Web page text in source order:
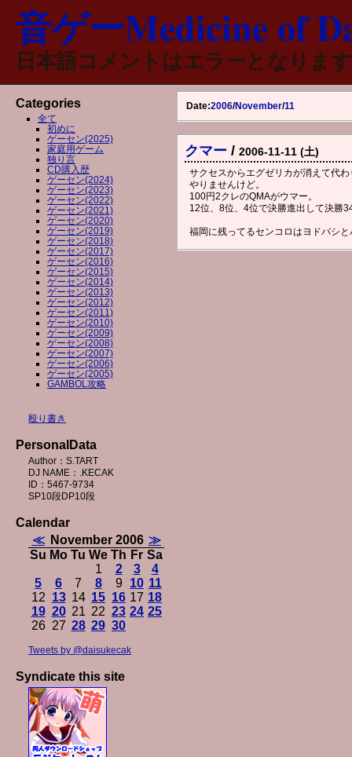
音ゲーMedicine of
日本語コメントはエラーとなりま
Date:2006/November/11
クマー / 2006-11-11 (土)
サクセスからエグゼリカが消えて代
やりませんけど。
100円2クレのQMAがウマー。
12位、8位、4位で決勝進出して決勝
福岡に残ってるセンコロはヨドバシ
Categories
全て
初めに
ゲーセン(2025)
家庭用ゲーム
独り言
CD購入歴
ゲーセン(2024)
ゲーセン(2023)
ゲーセン(2022)
ゲーセン(2021)
ゲーセン(2020)
ゲーセン(2019)
ゲーセン(2018)
ゲーセン(2017)
ゲーセン(2016)
ゲーセン(2015)
ゲーセン(2014)
ゲーセン(2013)
ゲーセン(2012)
ゲーセン(2011)
ゲーセン(2010)
ゲーセン(2009)
ゲーセン(2008)
ゲーセン(2007)
ゲーセン(2006)
ゲーセン(2005)
GAMBOL攻略
殴り書き
PersonalData
Author：S.TART
DJ NAME：.KECAK
ID：5467-9734
SP10段DP10段
Calendar
≪
November 2006 ≫
Su Mo Tu We Th Fr Sa
1
2 3
4
5
6 7 8 9 10 11
12 13 14 15 16 17 18
19 20 21 22 23 24 25
26 27 28 29 30
Tweets by @daisukecak
Syndicate this site